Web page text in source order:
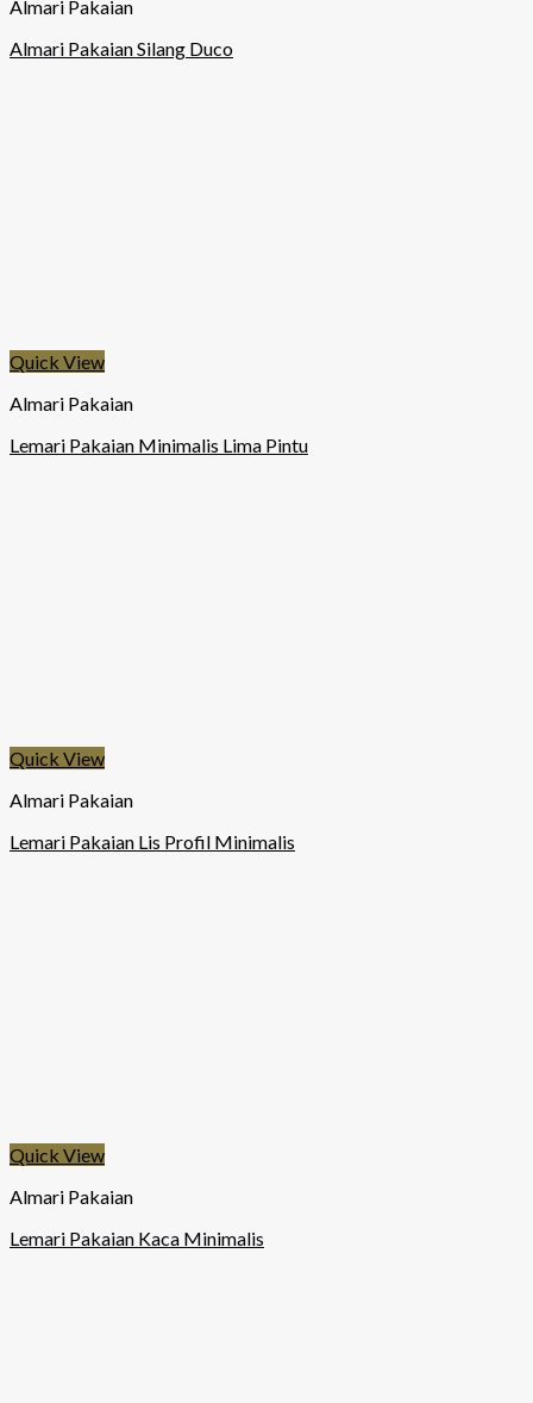
Almari Pakaian
Almari Pakaian Silang Duco
Quick View
Almari Pakaian
Lemari Pakaian Minimalis Lima Pintu
Quick View
Almari Pakaian
Lemari Pakaian Lis Profil Minimalis
Quick View
Almari Pakaian
Lemari Pakaian Kaca Minimalis